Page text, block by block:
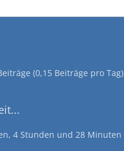
(0,15 Beiträge pro Tag)
4 Stunden und 28 Minuten